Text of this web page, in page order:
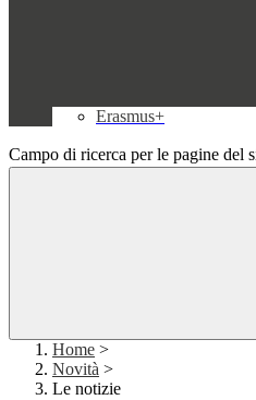
Erasmus+
Campo di ricerca per le pagine del
Home >
Novità >
Le notizie